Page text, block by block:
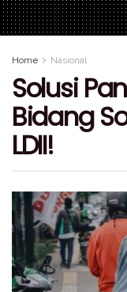
Home Nasional
Solusi
Bidang
LDII!